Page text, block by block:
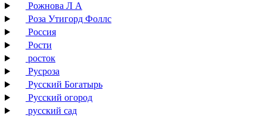
Рожнова Л А
Роза Утигорд Фоллс
Россия
Рости
росток
Русроза
Русский Богатырь
Русский огород
русский сад